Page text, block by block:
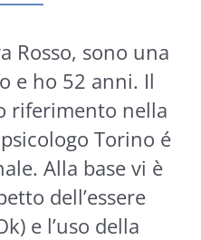
Rosso, sono una
e ho 52 anni. Il
riferimento nella
Torino é
Alla base vi è
dell’essere
e l’uso della